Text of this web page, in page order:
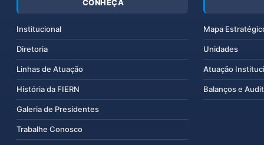
CONHEÇA
Institucional
Diretoria
Linhas de Atuação
História da FIERN
Galeria de Presidentes
Trabalhe Conosco
Mapa
Unidades
Atuação
Balanços e